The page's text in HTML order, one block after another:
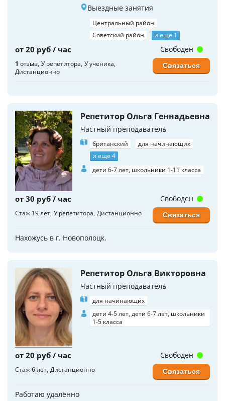
Выездные занятия
Центральный район
Советский район
и еще 1
от 20 руб / час
1 отзыв У репетитора У ученика
Дистанционно
Свободен
Связаться
Репетитор Ольга Геннадьевна
Частный преподаватель
британский
для начинающих
и еще 4
дети 6-7 лет, школьники 1-11 класса
от 30 руб / час
Стаж 19 лет У репетитора Дистанционно
Нахожусь в г. Новополоцк.
Свободен
Связаться
Репетитор Ольга Викторовна
Частный преподаватель
для начинающих
дети 4-5 лет, дети 6-7 лет, школьники
1-5 класса
от 20 руб / час
Стаж 6 лет Дистанционно
Работаю удалённо
Свободен
Связаться